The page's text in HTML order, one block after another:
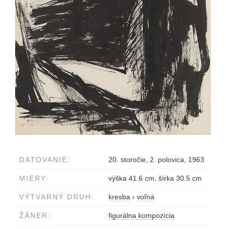
DATOVANIE: 20. storočie, 2. polovica, 1963
MIERY: výška 41.6 cm, šírka 30.5 cm
VÝTVARNÝ DRUH: kresba › voľná
ŽÁNER: figurálna kompozícia